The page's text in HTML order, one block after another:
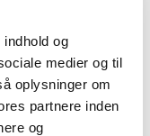
og
medier og til
oplysninger om
partnere inden
og